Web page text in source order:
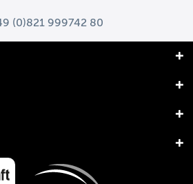
(0)821 999742 80